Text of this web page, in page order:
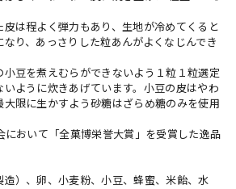
は程よく弾力もあり、生地が冷めてくると
なり、あっさりした粒あんがよくなじんでき
小豆を煮えむらができないよう１粒１粒選定
いように炊きあげています。小豆の皮はやわ
大限に生かすよう砂糖はざらめ糖のみを使用
において「全菓博栄誉大賞」を受賞した逸品
造）、卵、小麦粉、小豆、蜂蜜、米飴、水